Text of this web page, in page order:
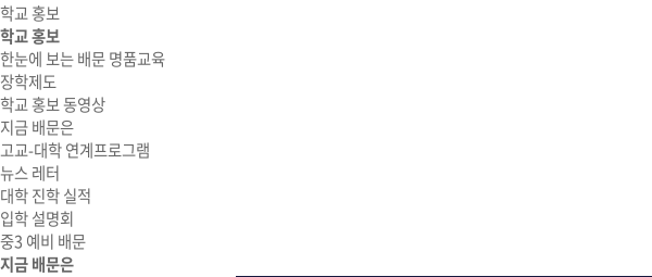
학교 홍보
학교 홍보
한눈에 보는 배문 명품교육
장학제도
학교 홍보 동영상
지금 배문은
고교-대학 연계프로그램
뉴스 레터
대학 진학 실적
입학 설명회
중3 예비 배문
지금 배문은